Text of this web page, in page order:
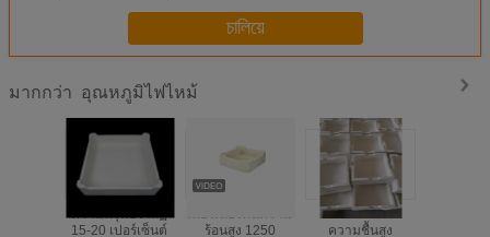
চালিয়ে
มากกว่า อุณหภูมิไฟไหม้
ความพรุนปรากฏ
15-20 เปอร์เซ็นต์
เทอร์เนอร์ทนความ
ร้อนสูง 1250
การต่อต้าน
ความชื้นสูง